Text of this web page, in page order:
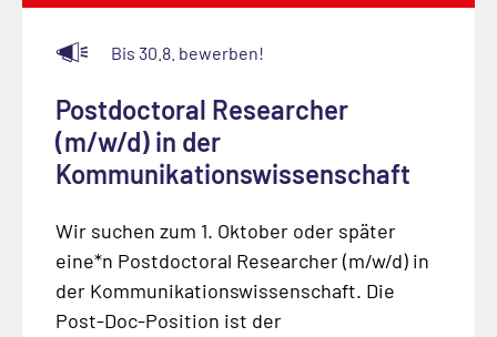
Bis 30.8. bewerben!
Postdoctoral Researcher
(m/w/d) in der
Kommunikationswissenschaft
Wir suchen zum 1. Oktober oder später
eine*n Postdoctoral Researcher (m/w/d) in
der Kommunikationswissenschaft. Die
Post-Doc-Position ist der